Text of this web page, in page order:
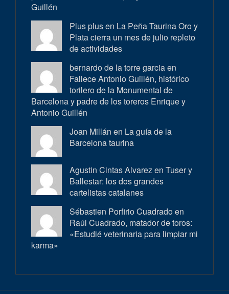
Guillén
Plus plus en La Peña Taurina Oro y
Plata cierra un mes de julio repleto
de actividades
bernardo de la torre garcia en
Fallece Antonio Guillén, histórico
torilero de la Monumental de
Barcelona y padre de los toreros Enrique y
Antonio Guillén
Joan Millán en La guía de la
Barcelona taurina
Agustin Cintas Alvarez en Tuser y
Ballestar: los dos grandes
cartelistas catalanes
Sébastien Porfirio Cuadrado en
Raúl Cuadrado, matador de toros:
«Estudié veterinaria para limpiar mi
karma»